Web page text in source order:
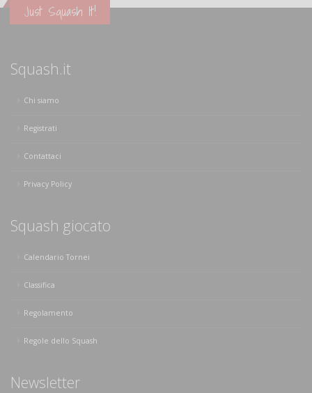
Just Squash It!
Squash.it
Chi siamo
Registrati
Contattaci
Privacy Policy
Squash giocato
Calendario Tornei
Classifica
Regolamento
Regole dello Squash
Newsletter